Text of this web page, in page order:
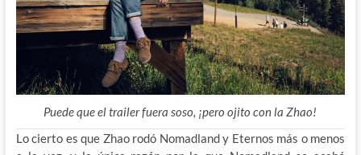
Puede que el trailer fuera soso, ¡pero ojito con la Zhao!
Lo cierto es que Zhao rodó Nomadland y Eternos más o menos